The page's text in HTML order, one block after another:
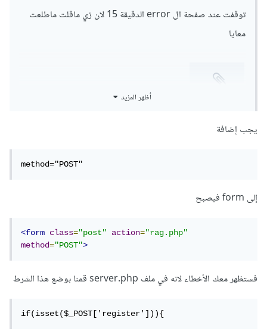
توقفت عند صفحة ال error الدقيقة 15 لان زي ماقلت ماطلعت
معايا
أظهر المزيد
يجب إضافة
method="POST"
إلى form فيصبح
<form class="post" action="rag.php"
method="POST">
فستظهر معك الأخطاء لانه في ملف server.php قمنا بوضع هذا الشرط
if(isset($_POST['register'])){